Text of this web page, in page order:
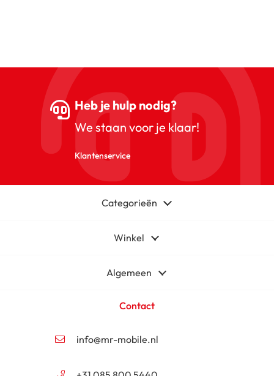
Heb je hulp nodig?
We staan voor je klaar!
Klantenservice
Categorieën
Winkel
Algemeen
Contact
info@mr-mobile.nl